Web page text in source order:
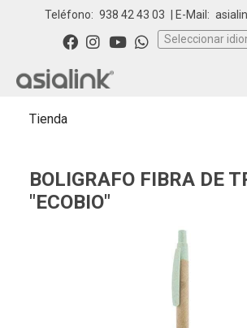
Teléfono: 938 42 43 03 | E-Mail:
Seleccionar
Tienda
BOLIGRAFO FIBRA DE
"ECOBIO"